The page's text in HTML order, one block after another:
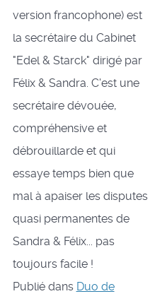
version francophone) est
la secrétaire du Cabinet
"Edel & Starck" dirigé par
Félix & Sandra. C'est une
secrétaire dévouée,
compréhensive et
débrouillarde et qui
essaye temps bien que
mal à apaiser les disputes
quasi permanentes de
Sandra & Félix... pas
toujours facile !
Publié dans Duo de